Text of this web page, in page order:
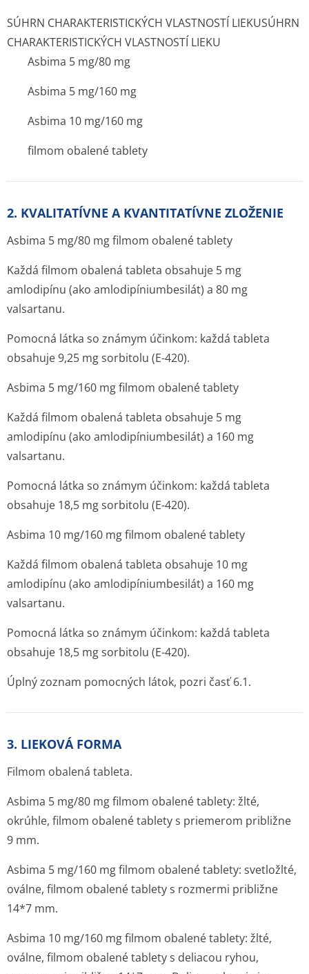
SÚHRN CHARAKTERISTICKÝCH VLASTNOSTÍ LIEKUSÚHRN
CHARAKTERISTICKÝCH VLASTNOSTÍ LIEKU
Asbima 5 mg/80 mg
Asbima 5 mg/160 mg
Asbima 10 mg/160 mg
filmom obalené tablety
2. KVALITATÍVNE A KVANTITATÍVNE ZLOŽENIE
Asbima 5 mg/80 mg filmom obalené tablety
Každá filmom obalená tableta obsahuje 5 mg
amlodipínu (ako amlodipíniumbe­silát) a 80 mg
valsartanu.
Pomocná látka so známym účinkom: každá tableta
obsahuje 9,25 mg sorbitolu (E-420).
Asbima 5 mg/160 mg filmom obalené tablety
Každá filmom obalená tableta obsahuje 5 mg
amlodipínu (ako amlodipíniumbe­silát) a 160 mg
valsartanu.
Pomocná látka so známym účinkom: každá tableta
obsahuje 18,5 mg sorbitolu (E-420).
Asbima 10 mg/160 mg filmom obalené tablety
Každá filmom obalená tableta obsahuje 10 mg
amlodipínu (ako amlodipíniumbe­silát) a 160 mg
valsartanu.
Pomocná látka so známym účinkom: každá tableta
obsahuje 18,5 mg sorbitolu (E-420).
Úplný zoznam pomocných látok, pozri časť 6.1.
3. LIEKOVÁ FORMA
Filmom obalená tableta.
Asbima 5 mg/80 mg filmom obalené tablety: žlté,
okrúhle, filmom obalené tablety s priemerom približne
9 mm.
Asbima 5 mg/160 mg filmom obalené tablety: svetložlté,
oválne, filmom obalené tablety s rozmermi približne
14*7 mm.
Asbima 10 mg/160 mg filmom obalené tablety: žlté,
oválne, filmom obalené tablety s deliacou ryhou,